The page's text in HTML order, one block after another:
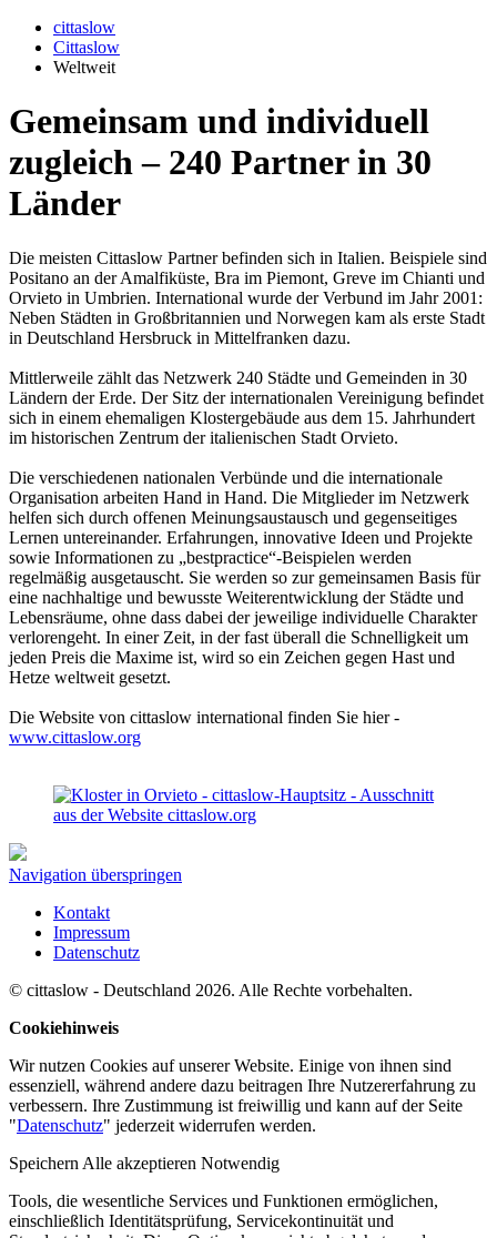
cittaslow
Cittaslow
Weltweit
Gemeinsam und individuell
zugleich – 240 Partner in 30
Länder
Die meisten Cittaslow Partner befinden sich in Italien. Beispiele sind
Positano an der Amalfiküste, Bra im Piemont, Greve im Chianti und
Orvieto in Umbrien. International wurde der Verbund im Jahr 2001:
Neben Städten in Großbritannien und Norwegen kam als erste Stadt
in Deutschland Hersbruck in Mittelfranken dazu.
Mittlerweile zählt das Netzwerk 240 Städte und Gemeinden in 30
Ländern der Erde. Der Sitz der internationalen Vereinigung befindet
sich in einem ehemaligen Klostergebäude aus dem 15. Jahrhundert
im historischen Zentrum der italienischen Stadt Orvieto.
Die verschiedenen nationalen Verbünde und die internationale
Organisation arbeiten Hand in Hand. Die Mitglieder im Netzwerk
helfen sich durch offenen Meinungsaustausch und gegenseitiges
Lernen untereinander. Erfahrungen, innovative Ideen und Projekte
sowie Informationen zu „bestpractice“-Beispielen werden
regelmäßig ausgetauscht. Sie werden so zur gemeinsamen Basis für
eine nachhaltige und bewusste Weiterentwicklung der Städte und
Lebensräume, ohne dass dabei der jeweilige individuelle Charakter
verlorengeht. In einer Zeit, in der fast überall die Schnelligkeit um
jeden Preis die Maxime ist, wird so ein Zeichen gegen Hast und
Hetze weltweit gesetzt.
Die Website von cittaslow international finden Sie hier -
www.cittaslow.org
Navigation überspringen
Kontakt
Impressum
Datenschutz
© cittaslow - Deutschland 2026. Alle Rechte vorbehalten.
Cookiehinweis
Wir nutzen Cookies auf unserer Website. Einige von ihnen sind
essenziell, während andere dazu beitragen Ihre Nutzererfahrung zu
verbessern. Ihre Zustimmung ist freiwillig und kann auf der Seite
"Datenschutz" jederzeit widerrufen werden.
Speichern Alle akzeptieren Notwendig
Tools, die wesentliche Services und Funktionen ermöglichen,
einschließlich Identitätsprüfung, Servicekontinuität und